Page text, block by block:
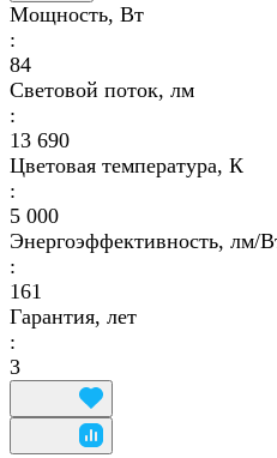
Мощность, Вт
:
84
Световой поток, лм
:
13 690
Цветовая температура, К
:
5 000
Энергоэффективность, лм/
:
161
Гарантия, лет
:
3